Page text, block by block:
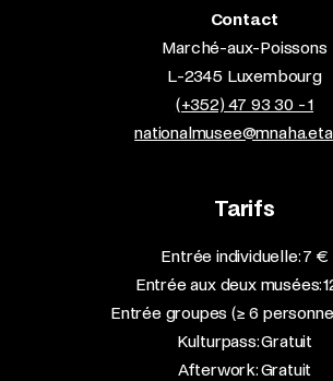
Contact
Marché-aux-Poissons
L-2345 Luxembourg
(+352) 47 93 30 - 1
Tarifs
Entrée individuelle: 7 €
Entrée aux deux musées:
Entrée groupes (≥ 6
Kulturpass: Gratuit
Afterwork: Gratuit